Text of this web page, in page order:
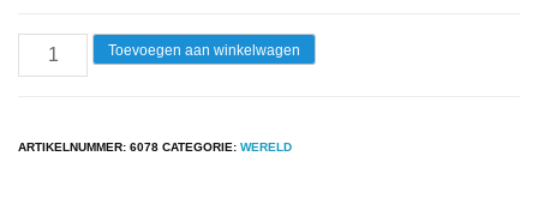
-
Ros
Toevoegen aan winkelwagen
ARTIKELNUMMER: 6078 CATEGORIE: WERELD